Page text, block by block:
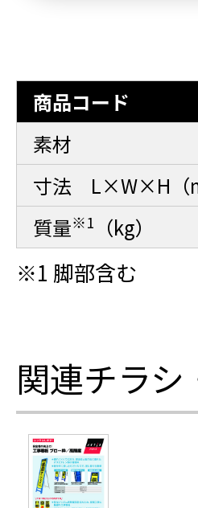
商品コード
素材
寸法 L×W×H（
質量※1 （kg）
※1 脚部含む
関連チラ